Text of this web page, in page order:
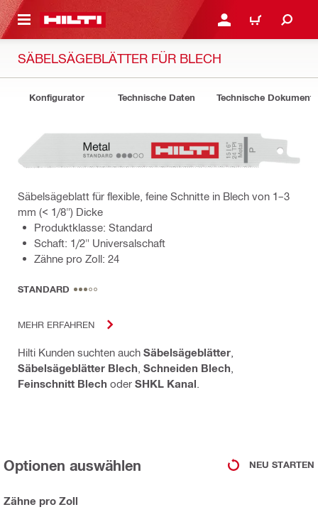
ANMELDEN ODER
WARENKORB
SÄBELSÄGEBLÄTTER FÜR BLECH
Konfigurator Technische Daten Technische Dokumente
Säbelsägeblatt für flexible, feine Schnitte in Blech von 1–3
mm (< 1/8") Dicke
Produktklasse: Standard
Schaft: 1/2" Universalschaft
Zähne pro Zoll: 24
STANDARD
MEHR ERFAHREN
Hilti Kunden suchten auch Säbelsägeblätter
Säbelsägeblätter Blech Schneiden Blech
Feinschnitt Blech oder SHKL Kanal
Optionen auswählen NEU STARTEN
Zähne pro Zoll